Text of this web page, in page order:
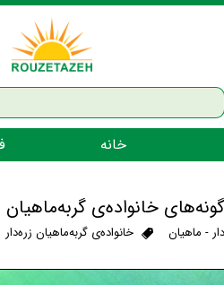
خانه
گونه‌های خانواده‌ی
- ماهیان خانواده‌ی گربه‌ماهیان زره‌دار